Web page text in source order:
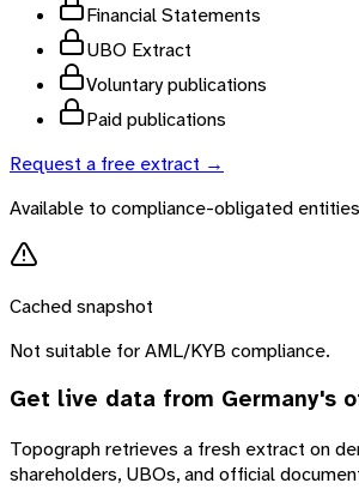
Financial Statements
UBO Extract
Voluntary publications
Paid publications
Request a free extract →
Available to compliance-obligated
Cached snapshot
Not suitable for AML/KYB compliance.
Get live data from Germany's
Topograph retrieves a fresh extract on
shareholders, UBOs, and official